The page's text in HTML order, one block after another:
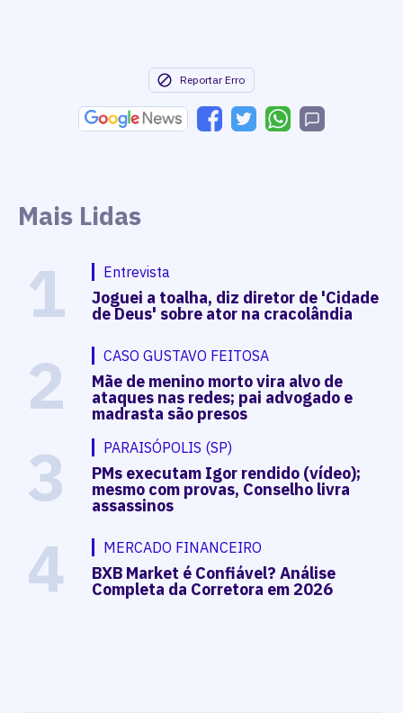
Reportar Erro
Mais Lidas
1 Entrevista
Joguei a toalha, diz diretor de 'Cidade
de Deus' sobre ator na cracolândia
2 CASO GUSTAVO FEITOSA
Mãe de menino morto vira alvo de
ataques nas redes; pai advogado e
madrasta são presos
3 PARAISÓPOLIS (SP)
PMs executam Igor rendido (vídeo);
mesmo com provas, Conselho livra
assassinos
4 MERCADO FINANCEIRO
BXB Market é Confiável? Análise
Completa da Corretora em 2026